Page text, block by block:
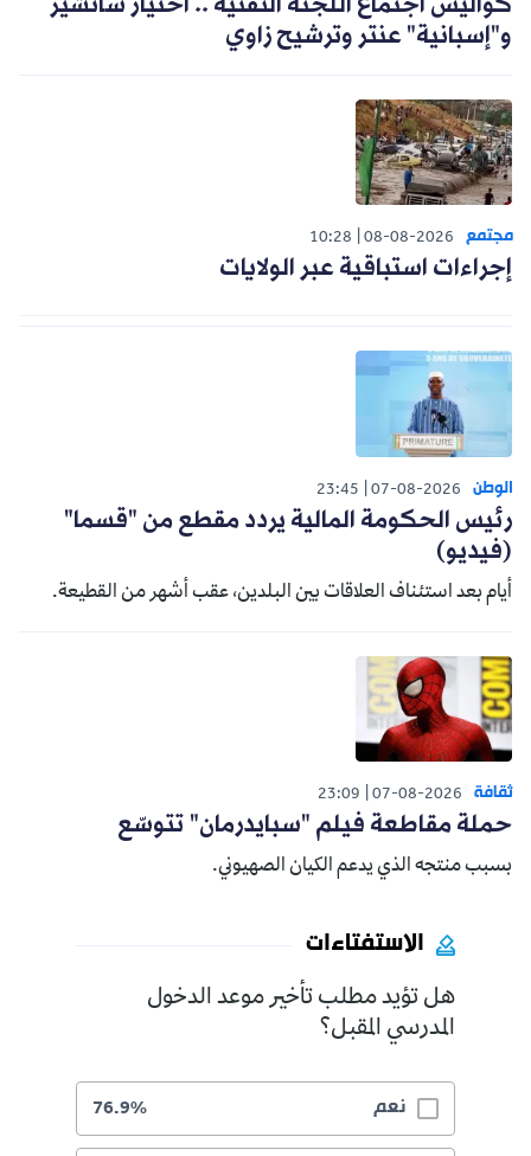
و"إسبانية" عنتر وترشيح زاوي
مجتمع 08-08-2026
10:28
إجراءات استباقية عبر الولايات
الوطن 07-08-2026
23:45
رئيس الحكومة المالية يردد مقطع من "قسما"
(فيديو)
أيام بعد استئناف العلاقات بين البلدين، عقب أشهر من القطيعة.
ثقافة 07-08-2026
23:09
حملة مقاطعة فيلم "سبايدرمان" تتوسّع
بسبب منتجه الذي يدعم الكيان الصهيوني.
الاستفتاءات
هل تؤيد مطلب تأخير موعد الدخول
المدرسي المقبل؟
نعم 76.9%